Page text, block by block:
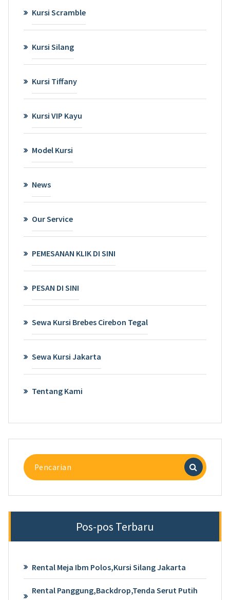
Kursi Scramble
Kursi Silang
Kursi Tiffany
Kursi VIP Kayu
Model Kursi
News
Our Service
PEMESANAN KLIK DI SINI
PESAN DI SINI
Sewa Kursi Brebes Cirebon Tegal
Sewa Kursi Jakarta
Tentang Kami
Pencarian
untuk:
Pos-pos Terbaru
Rental Meja Ibm Polos,Kursi Silang Jakarta
Rental Panggung,Backdrop,Tenda Serut Putih